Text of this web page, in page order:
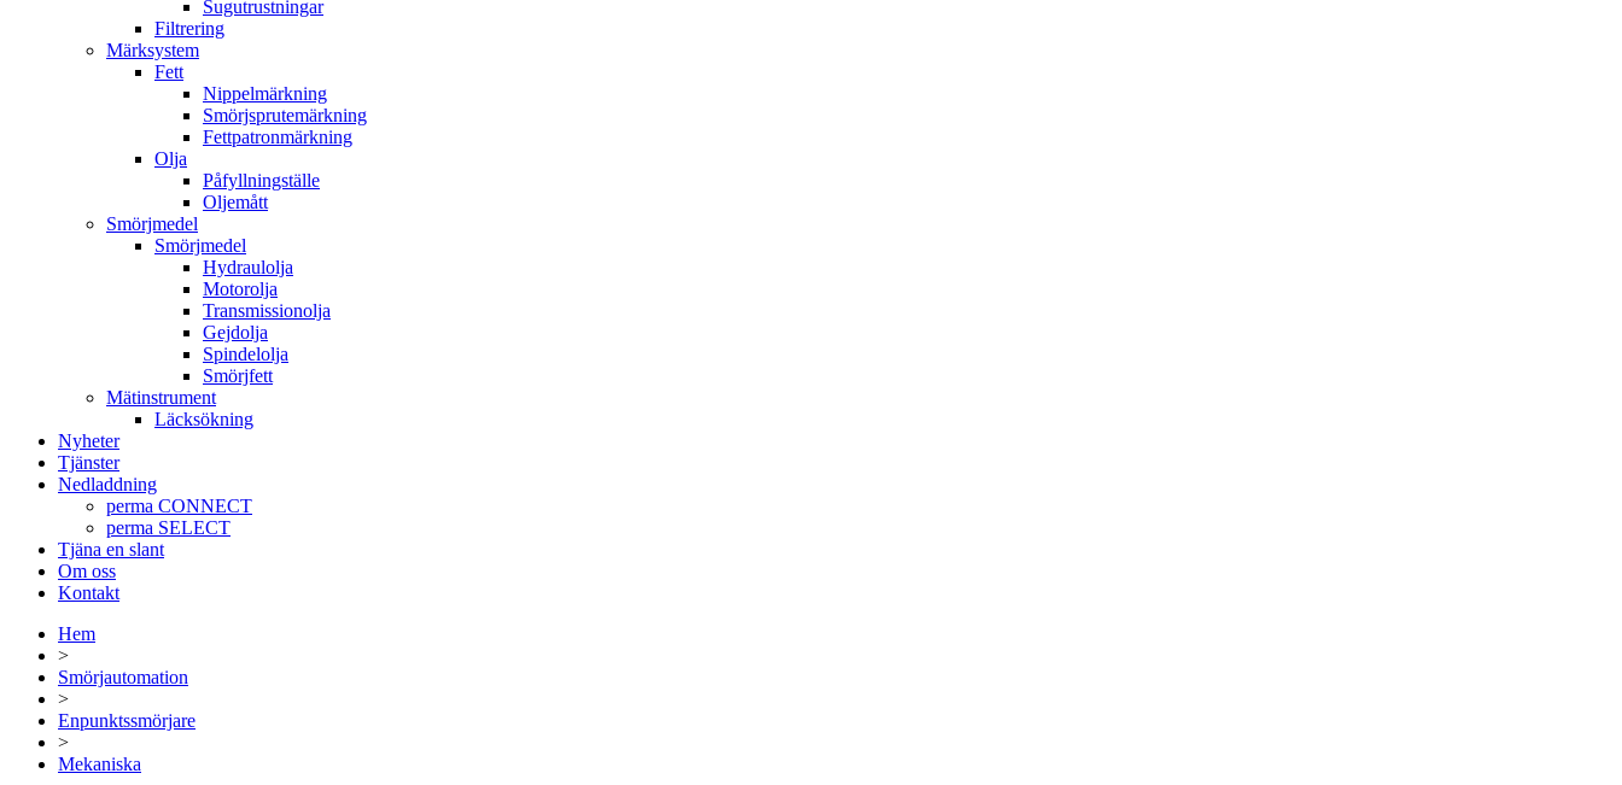
Sugutrustningar
Filtrering
Märksystem
Fett
Nippelmärkning
Smörjsprutemärkning
Fettpatronmärkning
Olja
Påfyllningställe
Oljemått
Smörjmedel
Smörjmedel
Hydraulolja
Motorolja
Transmissionolja
Gejdolja
Spindelolja
Smörjfett
Mätinstrument
Läcksökning
Nyheter
Tjänster
Nedladdning
perma CONNECT
perma SELECT
Tjäna en slant
Om oss
Kontakt
Hem
>
Smörjautomation
>
Enpunktssmörjare
>
Mekaniska